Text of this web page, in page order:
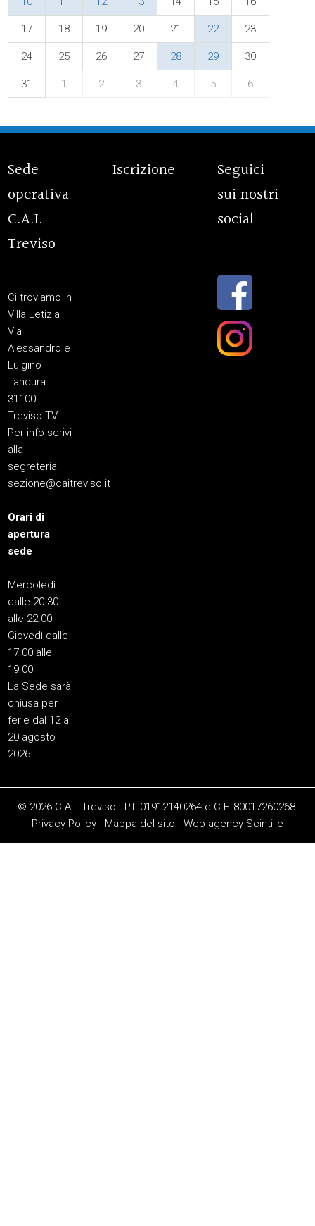
17 18 19 20 21 22 23
24 25 26 27 28 29 30
31 1 2 3 4 5 6
Sede
operativa
C.A.I.
Treviso
Ci troviamo in
Villa Letizia
Via
Alessandro e
Luigino
Tandura
31100
Treviso TV
Per info scrivi
alla
segreteria:
sezione@caitreviso.it
Orari di
apertura
sede
Mercoledì
dalle 20.30
alle 22.00
Giovedì dalle
17.00 alle
19.00
La Sede sarà
chiusa per
ferie dal 12 al
20 agosto
2026.
Iscrizione
Seguici
sui nostri
social
© 2026 C.A.I. Treviso - P.I. 01912140264 e C.F. 80017260268-
Privacy Policy - Mappa del sito - Web agency Scintille